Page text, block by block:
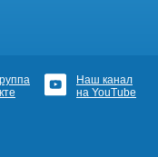
Наш канал
на YouTube